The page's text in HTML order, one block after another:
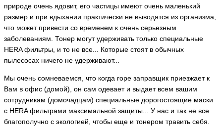
природе очень ядовит, его частицы имеют очень маленький
размер и при вдыхании практически не выводятся из организма,
что может привести со временем к очень серьезным
заболеваниям. Тонер могут удерживать только специальные
HERA фильтры, и то не все... Которые стоят в обычных
пылесосах ничего не удерживают...
Мы очень сомневаемся, что когда горе заправщик приезжает к
Вам в офис (домой), он сам одевает и выдает всем вашим
сотрудникам (домочадцам) специальные дорогостоящие маски
с HERA фильтрами максимальной защиты... У нас и так не все
благополучно с экологией, чтобы еще и тонером травить себя.